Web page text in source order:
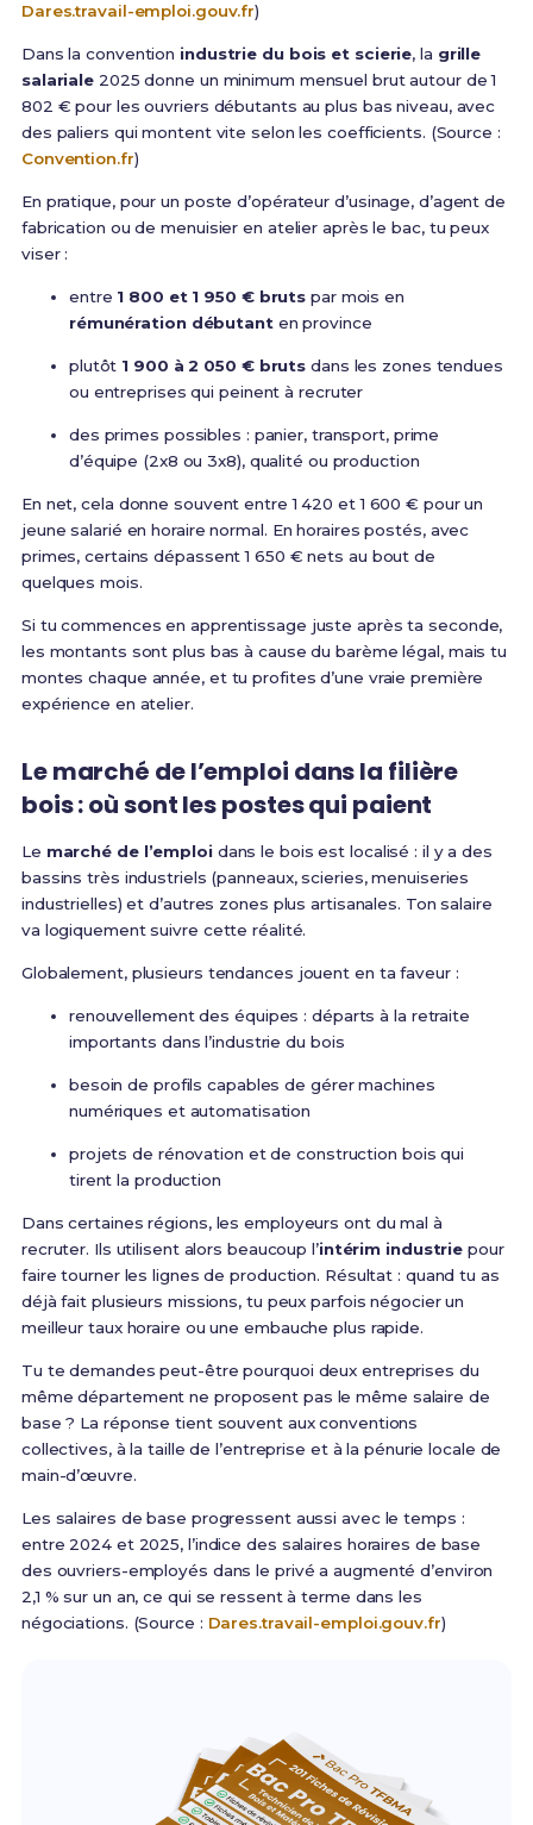
Dares.travail-emploi.gouv.fr)
Dans la convention industrie du bois et scierie, la grille
salariale 2025 donne un minimum mensuel brut autour de 1
802 € pour les ouvriers débutants au plus bas niveau, avec
des paliers qui montent vite selon les coefficients. (Source :
Convention.fr)
En pratique, pour un poste d’opérateur d’usinage, d’agent de
fabrication ou de menuisier en atelier après le bac, tu peux
viser :
entre 1 800 et 1 950 € bruts par mois en
rémunération débutanten province
plutôt 1 900 à 2 050 € bruts dans les zones tendues
ou entreprises qui peinent à recruter
des primes possibles : panier, transport, prime
d’équipe (2x8 ou 3x8), qualité ou production
En net, cela donne souvent entre 1 420 et 1 600 € pour un
jeune salarié en horaire normal. En horaires postés, avec
primes, certains dépassent 1 650 € nets au bout de
quelques mois.
Si tu commences en apprentissage juste après ta seconde,
les montants sont plus bas à cause du barème légal, mais tu
montes chaque année, et tu profites d’une vraie première
expérience en atelier.
Le marché de l’emploi dans la filière
bois : où sont les postes qui paient
Le marché de l’emploidans le bois est localisé : il y a des
bassins très industriels (panneaux, scieries, menuiseries
industrielles) et d’autres zones plus artisanales. Ton salaire
va logiquement suivre cette réalité.
Globalement, plusieurs tendances jouent en ta faveur :
renouvellement des équipes : départs à la retraite
importants dans l’industrie du bois
besoin de profils capables de gérer machines
numériques et automatisation
projets de rénovation et de construction bois qui
tirent la production
Dans certaines régions, les employeurs ont du mal à
recruter. Ils utilisent alors beaucoup l’intérim industrie pour
faire tourner les lignes de production. Résultat : quand tu as
déjà fait plusieurs missions, tu peux parfois négocier un
meilleur taux horaire ou une embauche plus rapide.
Tu te demandes peut-être pourquoi deux entreprises du
même département ne proposent pas le même salaire de
base ? La réponse tient souvent aux conventions
collectives, à la taille de l’entreprise et à la pénurie locale de
main-d’œuvre.
Les salaires de base progressent aussi avec le temps :
entre 2024 et 2025, l’indice des salaires horaires de base
des ouvriers-employés dans le privé a augmenté d’environ
2,1 % sur un an, ce qui se ressent à terme dans les
négociations. (Source : Dares.travail-emploi.gouv.fr)